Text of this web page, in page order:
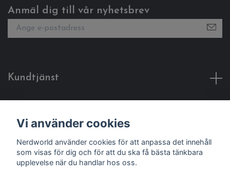
Anmäl dig till vår nyhetsbrev
Kundtjänst
Sociala medier
Vi använder cookies
Nerdworld använder cookies för att anpassa det innehåll
som visas för dig och för att du ska få bästa tänkbara
upplevelse när du handlar hos oss.